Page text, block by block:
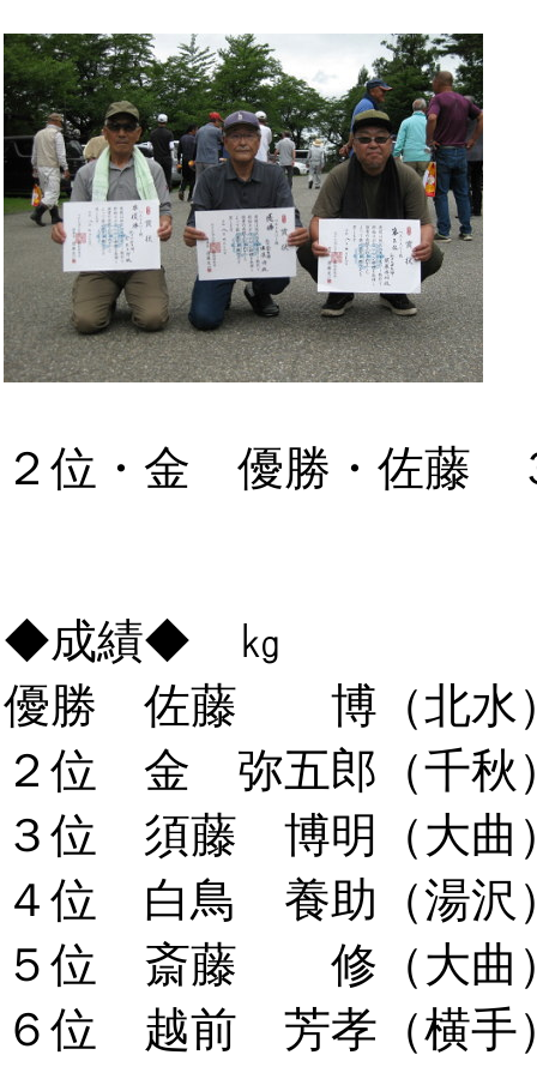
２位・金 優勝・佐藤
◆成績◆ ㎏
優勝 佐藤 博（北水
２位 金 弥五郎（千秋
３位 須藤 博明（大曲
４位 白鳥 養助（湯沢
５位 斎藤 修（大曲
６位 越前 芳孝（横手